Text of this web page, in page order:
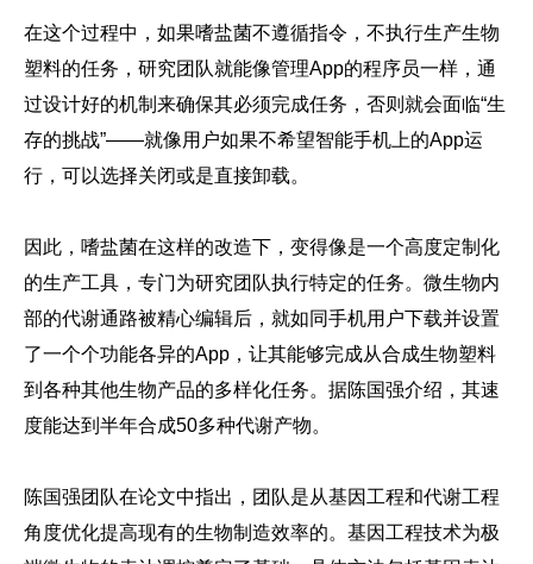
在这个过程中，如果嗜盐菌不遵循指令，不执行生产生物
塑料的任务，研究团队就能像管理App的程序员一样，通
过设计好的机制来确保其必须完成任务，否则就会面临“生
存的挑战”——就像用户如果不希望智能手机上的App运
行，可以选择关闭或是直接卸载。
因此，嗜盐菌在这样的改造下，变得像是一个高度定制化
的生产工具，专门为研究团队执行特定的任务。微生物内
部的代谢通路被精心编辑后，就如同手机用户下载并设置
了一个个功能各异的App，让其能够完成从合成生物塑料
到各种其他生物产品的多样化任务。据陈国强介绍， 其速
度能达到半年合成50多种代谢产物。
陈国强团队在论文中指出，团队是从基因工程和代谢工程
角度优化提高现有的生物制造效率的。基因工程技术为极